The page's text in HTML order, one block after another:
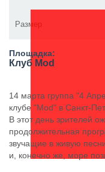
Размер
Площадка:
Клуб Mod
14 марта группа "4
клубе "Mod" в Санкт-
В этот день зрителей
продолжительная
звучащие в живую
и, конечно же, море